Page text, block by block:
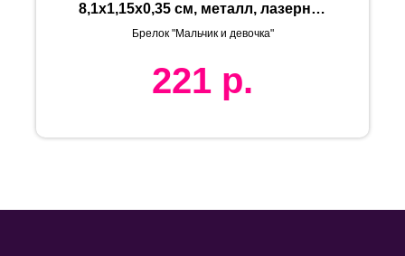
8,1х1,15х0,35 см, металл, лазерная
гравировка
Брелок "Мальчик и девочка"
221 р.